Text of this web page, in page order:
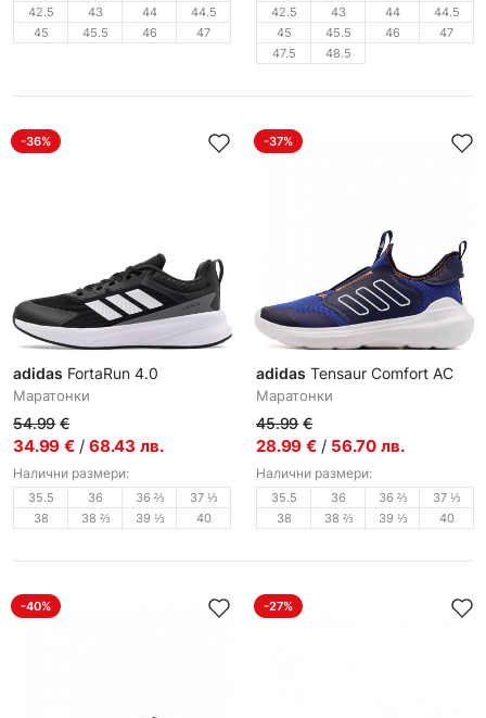
42.5
43 44
44.5
45
45.5 46 47
42.5
43 44
44.5
45
45.5 46
47
47.5
48.5
-36%
adidas FortaRun 4.0
Маратонки
54.99 €
34.99 € / 68.43 лв.
Налични размери:
35.5 36 36 ⅔
37 ⅓
38
38 ⅔ 39 ⅓ 40
-37%
adidas Tensaur Comfort AC
Маратонки
45.99 €
28.99 € / 56.70 лв.
Налични размери:
35.5 36 36 ⅔
37 ⅓
38
38 ⅔ 39 ⅓ 40
-40% -27%